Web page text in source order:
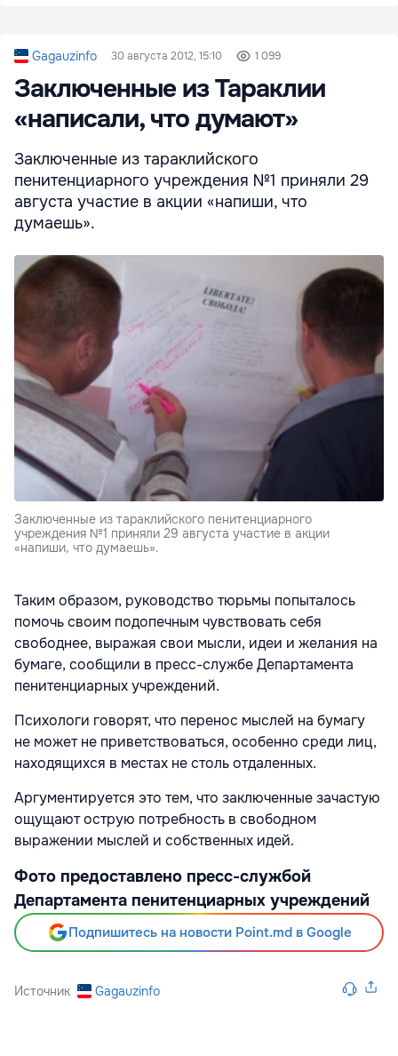
Gagauzinfo 30 августа 2012, 15:10 1 099
Заключенные из Тараклии
«написали, что думают»
Заключенные из тараклийского
пенитенциарного учреждения №1 приняли 29
августа участие в акции «напиши, что
думаешь».
Заключенные из тараклийского пенитенциарного
учреждения №1 приняли 29 августа участие в акции
«напиши, что думаешь».
Таким образом, руководство тюрьмы попыталось
помочь своим подопечным чувствовать себя
свободнее, выражая свои мысли, идеи и желания на
бумаге, сообщили в пресс-службе Департамента
пенитенциарных учреждений.
Психологи говорят, что перенос мыслей на бумагу
не может не приветствоваться, особенно среди лиц,
находящихся в местах не столь отдаленных.
Аргументируется это тем, что заключенные зачастую
ощущают острую потребность в свободном
выражении мыслей и собственных идей.
Фото предоставлено пресс-службой
Департамента пенитенциарных учреждений
Подпишитесь на новости Point.md в Google
Источник Gagauzinfo